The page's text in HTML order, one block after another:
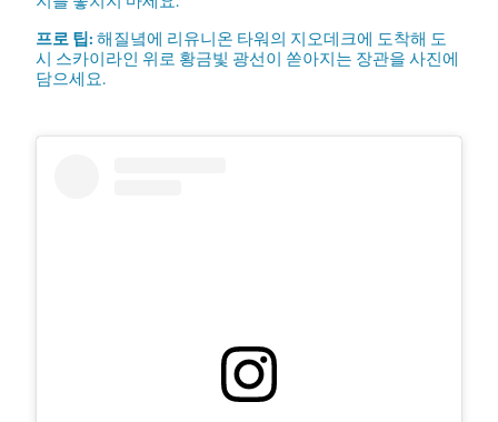
프로 팁: 해질녘에 리유니온 타워의 지오데크에 도착해 도
시 스카이라인 위로 황금빛 광선이 쏟아지는 장관을 사진에
담으세요.